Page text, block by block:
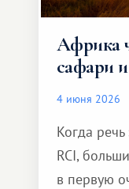
Африка
сафари
4 июня 2026
Когда
RCI,
в первую